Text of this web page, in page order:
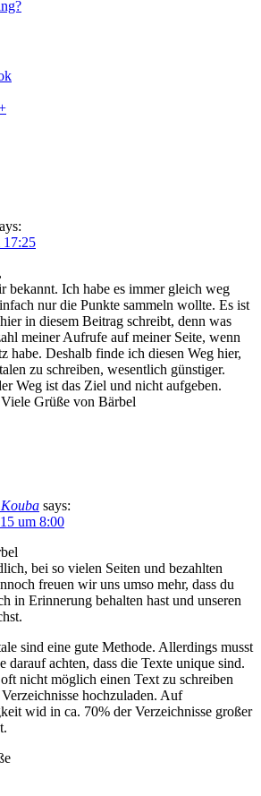
bekannt. Ich habe es immer gleich weg
nur die Punkte sammeln wollte. Es ist
in diesem Beitrag schreibt, denn was
meiner Aufrufe auf meiner Seite, wenn
habe. Deshalb finde ich diesen Weg hier,
zu schreiben, wesentlich günstiger.
Weg ist das Ziel und nicht aufgeben.
Grüße von Bärbel
says:
um 8:00
bei so vielen Seiten und bezahlten
freuen wir uns umso mehr, dass du
in Erinnerung behalten hast und unseren
sind eine gute Methode. Allerdings musst
darauf achten, dass die Texte unique sind.
nicht möglich einen Text zu schreiben
hochzuladen. Auf
wid in ca. 70% der Verzeichnisse großer